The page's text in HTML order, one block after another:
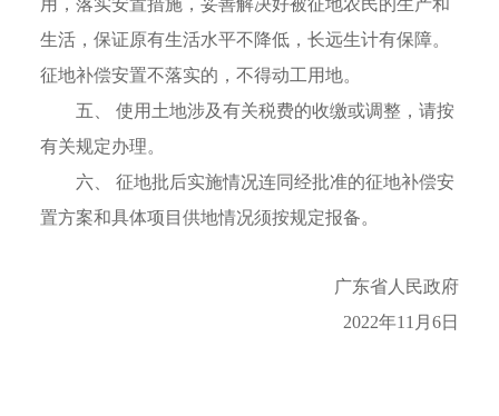
用，落实安置措施，妥善解决好被征地农民的生产和
生活，保证原有生活水平不降低，长远生计有保障。
征地补偿安置不落实的，不得动工用地。
五、 使用土地涉及有关税费的收缴或调整，请按
有关规定办理。
六、 征地批后实施情况连同经批准的征地补偿安
置方案和具体项目供地情况须按规定报备。
广东省人民政府
2022年11月6日